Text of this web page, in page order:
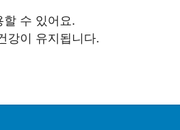
할 수 있어요.
강이 유지됩니다.